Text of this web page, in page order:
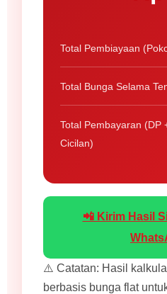
Total Pembiayaan
Total Bunga Selama
Total Pembayaran (DP
Cicilan)
📲 Kirim Hasil
⚠️ Catatan: Hasil
berbasis bunga flat